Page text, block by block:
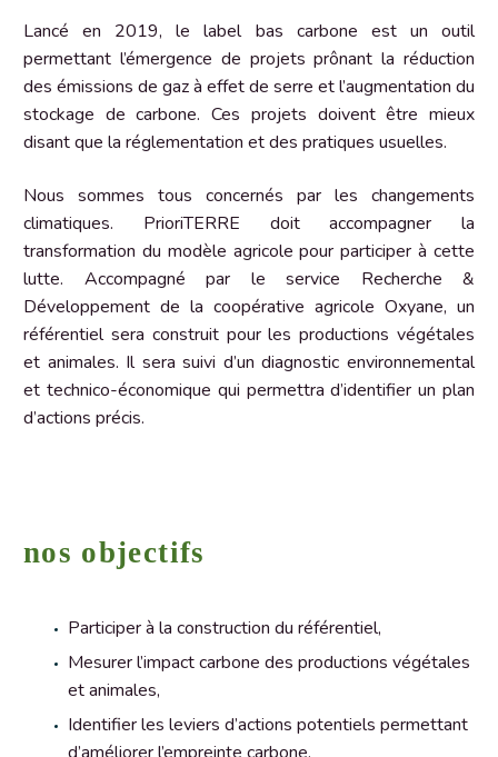
Lancé en 2019, le label bas carbone est un outil
permettant l’émergence de projets prônant la réduction
des émissions de gaz à effet de serre et l’augmentation du
stockage de carbone. Ces projets doivent être mieux
disant que la réglementation et des pratiques usuelles.
Nous sommes tous concernés par les changements
climatiques. PrioriTERRE doit accompagner la
transformation du modèle agricole pour participer à cette
lutte. Accompagné par le service Recherche &
Développement de la coopérative agricole Oxyane, un
référentiel sera construit pour les productions végétales
et animales. Il sera suivi d’un diagnostic environnemental
et technico-économique qui permettra d’identifier un plan
d’actions précis.
nos objectifs
Participer à la construction du référentiel,
Mesurer l’impact carbone des productions végétales
et animales,
Identifier les leviers d’actions potentiels permettant